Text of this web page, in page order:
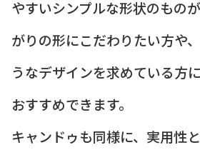
やすいシンプルな形状のもの
がりの形にこだわりたい方や
うなデザインを求めている方
おすすめできます。
キャンドゥも同様に、実用性